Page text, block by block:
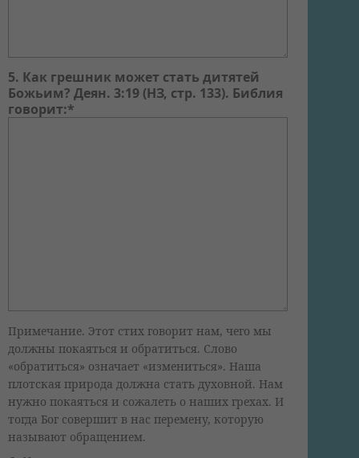
5. Как грешник может стать дитятей
Божьим? Деян. 3:19 (НЗ, стр. 133). Библия
говорит:*
Примечание. Этот стих говорит нам, чего мы
должны покаяться и обратиться. Слово
«обратиться» означает «измениться». Наша
плотская природа должна стать духовной. Нам
нужно покаяться и сожалеть о наших грехах. И
тогда Бог совершит в нас перемену, которую
называют обращением.